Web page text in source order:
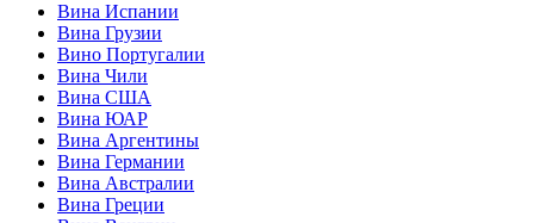
Вина Испании
Вина Грузии
Вино Португалии
Вина Чили
Вина США
Вина ЮАР
Вина Аргентины
Вина Германии
Вина Австралии
Вина Греции